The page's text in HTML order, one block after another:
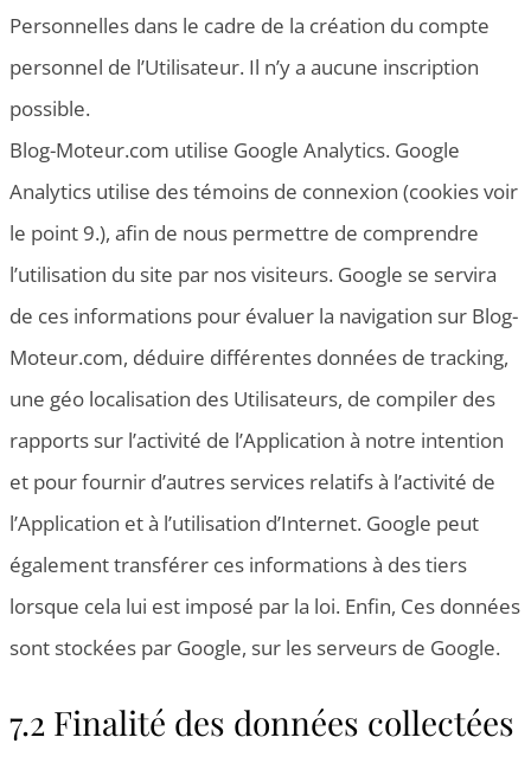
Personnelles dans le cadre de la création du compte
personnel de l’Utilisateur. Il n’y a aucune inscription
possible.
Blog-Moteur.com utilise Google Analytics. Google
Analytics utilise des témoins de connexion (cookies voir
le point 9.), afin de nous permettre de comprendre
l’utilisation du site par nos visiteurs. Google se servira
de ces informations pour évaluer la navigation sur Blog-
Moteur.com, déduire différentes données de tracking,
une géo localisation des Utilisateurs, de compiler des
rapports sur l’activité de l’Application à notre intention
et pour fournir d’autres services relatifs à l’activité de
l’Application et à l’utilisation d’Internet. Google peut
également transférer ces informations à des tiers
lorsque cela lui est imposé par la loi. Enfin, Ces données
sont stockées par Google, sur les serveurs de Google.
7.2 Finalité des données collectées